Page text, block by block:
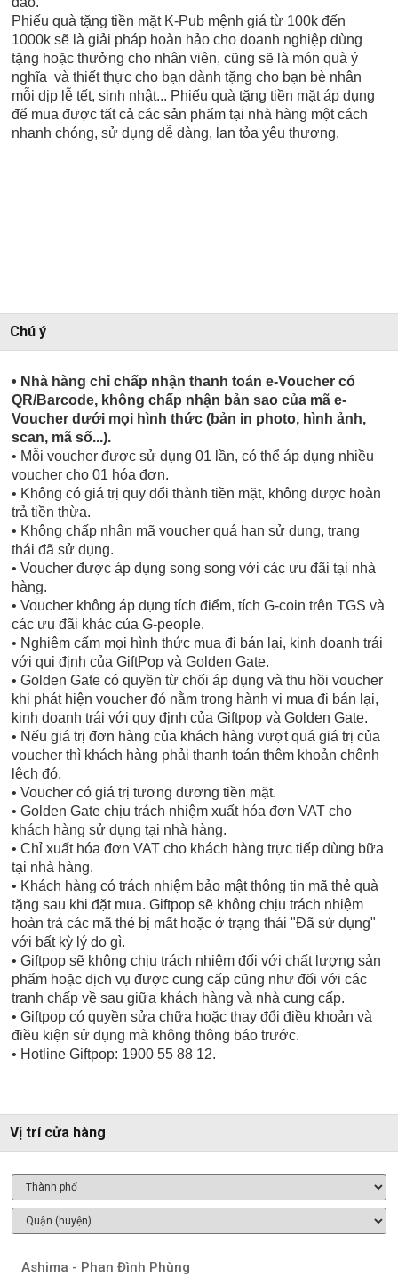
Phiếu quà tặng tiền mặt K-Pub mệnh giá từ 100k đến
1000k sẽ là giải pháp hoàn hảo cho doanh nghiệp dùng
tặng hoặc thưởng cho nhân viên, cũng sẽ là món quà ý
nghĩa và thiết thực cho bạn dành tặng cho bạn bè nhân
mỗi dịp lễ tết, sinh nhật... Phiếu quà tặng tiền mặt áp dụng
để mua được tất cả các sản phẩm tại nhà hàng một cách
nhanh chóng, sử dụng dễ dàng, lan tỏa yêu thương.
Chú ý
• Nhà hàng chỉ chấp nhận thanh toán e-Voucher có
QR/Barcode, không chấp nhận bản sao của mã e-
Voucher dưới mọi hình thức (bản in photo, hình ảnh,
scan, mã số...).
• Mỗi voucher được sử dụng 01 lần, có thể áp dụng nhiều
voucher cho 01 hóa đơn.
• Không có giá trị quy đổi thành tiền mặt, không được hoàn
trả tiền thừa.
• Không chấp nhận mã voucher quá hạn sử dụng, trạng
thái đã sử dụng.
• Voucher được áp dụng song song với các ưu đãi tại nhà
hàng.
• Voucher không áp dụng tích điểm, tích G-coin trên TGS và
các ưu đãi khác của G-people.
• Nghiêm cấm mọi hình thức mua đi bán lại, kinh doanh trái
với qui định của GiftPop và Golden Gate.
• Golden Gate có quyền từ chối áp dụng và thu hồi voucher
khi phát hiện voucher đó nằm trong hành vi mua đi bán lại,
kinh doanh trái với quy định của Giftpop và Golden Gate.
• Nếu giá trị đơn hàng của khách hàng vượt quá giá trị của
voucher thì khách hàng phải thanh toán thêm khoản chênh
lệch đó.
• Voucher có giá trị tương đương tiền mặt.
• Golden Gate chịu trách nhiệm xuất hóa đơn VAT cho
khách hàng sử dụng tại nhà hàng.
• Chỉ xuất hóa đơn VAT cho khách hàng trực tiếp dùng bữa
tại nhà hàng.
• Khách hàng có trách nhiệm bảo mật thông tin mã thẻ quà
tặng sau khi đặt mua. Giftpop sẽ không chịu trách nhiệm
hoàn trả các mã thẻ bị mất hoặc ở trạng thái "Đã sử dụng"
với bất kỳ lý do gì.
• Giftpop sẽ không chịu trách nhiệm đối với chất lượng sản
phẩm hoặc dịch vụ được cung cấp cũng như đối với các
tranh chấp về sau giữa khách hàng và nhà cung cấp.
• Giftpop có quyền sửa chữa hoặc thay đổi điều khoản và
điều kiện sử dụng mà không thông báo trước.
• Hotline Giftpop: 1900 55 88 12.
Vị trí cửa hàng
Ashima - Phan Đình Phùng